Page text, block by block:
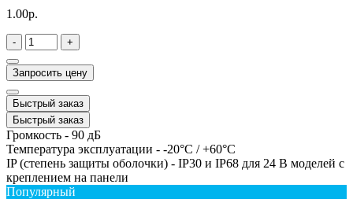
1.00р.
- +
Запросить цену
Быстрый заказ
Быстрый заказ
Громкость - 90 дБ
Температура эксплуатации - -20°C / +60°C
IP (степень защиты оболочки) - IP30 и IP68 для 24 В моделей с
креплением на панели
Популярный